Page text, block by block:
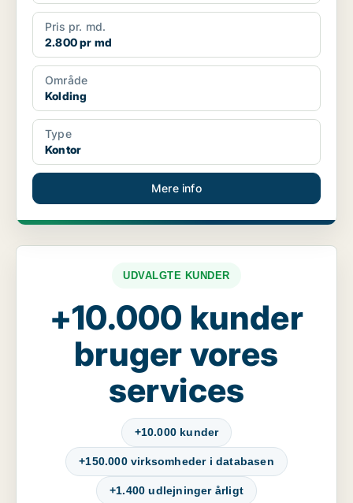
Pris pr. md.
2.800 pr md
Område
Kolding
Type
Kontor
Mere info
UDVALGTE KUNDER
+10.000 kunder
bruger vores
services
+10.000 kunder
+150.000 virksomheder i databasen
+1.400 udlejninger årligt